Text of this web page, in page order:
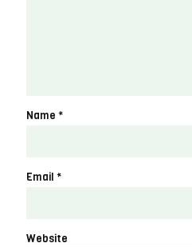
Name *
Email *
Website